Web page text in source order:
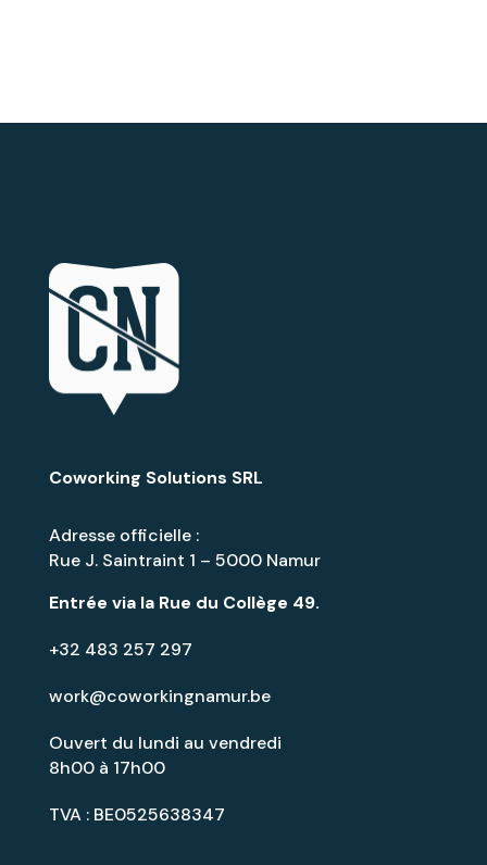
Coworking Solutions SRL
Adresse officielle :
Rue J. Saintraint 1 – 5000 Namur
Entrée via la Rue du Collège 49.
+32 483 257 297
work@coworkingnamur.be
Ouvert du lundi au vendredi
8h00 à 17h00
TVA : BE0525638347